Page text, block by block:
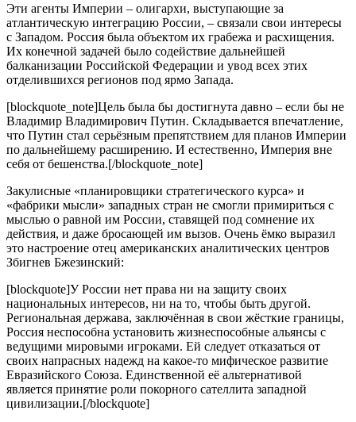
Эти агенты Империи – олигархи, выступающие за
атлантическую интеграцию России, – связали свои интересы
с Западом. Россия была объектом их грабежа и расхищения.
Их конечной задачей было содействие дальнейшей
балканизации Российской Федерации и увод всех этих
отделившихся регионов под ярмо Запада.
[blockquote_note]Цель была бы достигнута давно – если бы не
Владимир Владимирович Путин. Складывается впечатление,
что Путин стал серьёзным препятствием для планов Империи
по дальнейшему расширению. И естественно, Империя вне
себя от бешенства.[/blockquote_note]
Закулисные «планировщики стратегического курса» и
«фабрики мысли» западных стран не смогли примириться с
мыслью о равной им России, ставящей под сомнение их
действия, и даже бросающей им вызов. Очень ёмко выразил
это настроение отец американских аналитических центров
Збигнев Бжезинский:
[blockquote]У России нет права ни на защиту своих
национальных интересов, ни на то, чтобы быть другой.
Региональная держава, заключённая в свои жёсткие границы,
Россия неспособна установить жизнеспособные альянсы с
ведущими мировыми игроками. Ей следует отказаться от
своих напрасных надежд на какое-то мифическое развитие
Евразийского Союза. Единственной её альтернативой
является принятие роли покорного сателлита западной
цивилизации.[/blockquote]